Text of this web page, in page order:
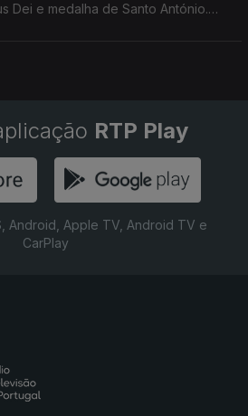
Dei e medalha de Santo António.
RTP Play
Android, Apple TV, Android TV e
CarPlay